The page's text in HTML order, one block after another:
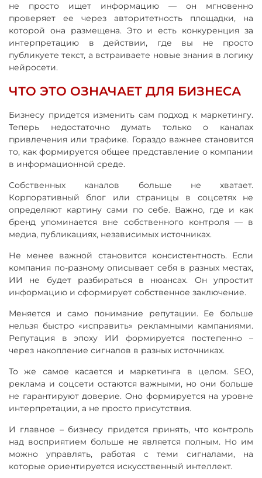
не просто ищет информацию — он мгновенно
проверяет ее через авторитетность площадки, на
которой она размещена. Это и есть конкуренция за
интерпретацию в действии, где вы не просто
публикуете текст, а встраиваете новые знания в логику
нейросети.
ЧТО ЭТО ОЗНАЧАЕТ ДЛЯ БИЗНЕСА
Бизнесу придется изменить сам подход к маркетингу.
Теперь недостаточно думать только о каналах
привлечения или трафике. Гораздо важнее становится
то, как формируется общее представление о компании
в информационной среде.
Собственных каналов больше не хватает.
Корпоративный блог или страницы в соцсетях не
определяют картину сами по себе. Важно, где и как
бренд упоминается вне собственного контроля — в
медиа, публикациях, независимых источниках.
Не менее важной становится консистентность. Если
компания по-разному описывает себя в разных местах,
ИИ не будет разбираться в нюансах. Он упростит
информацию и сформирует собственное заключение.
Меняется и само понимание репутации. Ее больше
нельзя быстро «исправить» рекламными кампаниями.
Репутация в эпоху ИИ формируется постепенно –
через накопление сигналов в разных источниках.
То же самое касается и маркетинга в целом. SEO,
реклама и соцсети остаются важными, но они больше
не гарантируют доверие. Оно формируется на уровне
интерпретации, а не просто присутствия.
И главное – бизнесу придется принять, что контроль
над восприятием больше не является полным. Но им
можно управлять, работая с теми сигналами, на
которые ориентируется искусственный интеллект.